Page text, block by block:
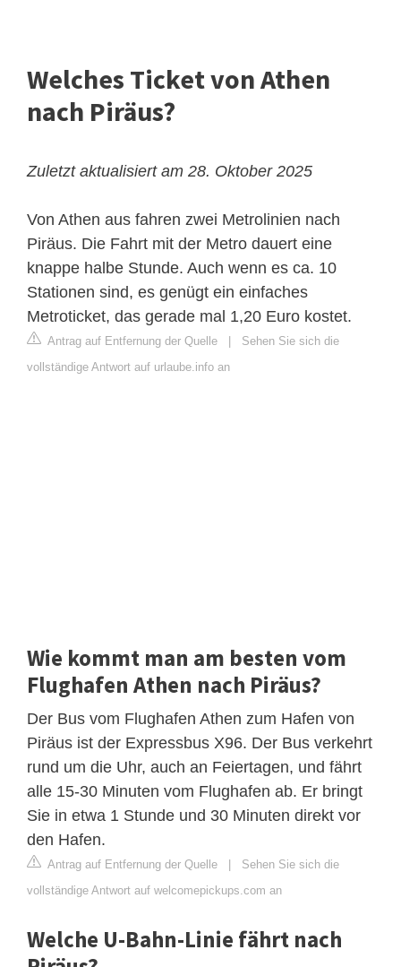
Welches Ticket von Athen
nach Piräus?
Zuletzt aktualisiert am 28. Oktober 2025
Von Athen aus fahren zwei Metrolinien nach
Piräus. Die Fahrt mit der Metro dauert eine
knappe halbe Stunde. Auch wenn es ca. 10
Stationen sind, es genügt ein einfaches
Metroticket, das gerade mal 1,20 Euro kostet.
Antrag auf Entfernung der Quelle
Sehen Sie sich die
vollständige Antwort auf urlaube.info an
Wie kommt man am besten vom
Flughafen Athen nach Piräus?
Der Bus vom Flughafen Athen zum Hafen von
Piräus ist der Expressbus X96. Der Bus verkehrt
rund um die Uhr, auch an Feiertagen, und fährt
alle 15-30 Minuten vom Flughafen ab. Er bringt
Sie in etwa 1 Stunde und 30 Minuten direkt vor
den Hafen.
Antrag auf Entfernung der Quelle
Sehen Sie sich die
vollständige Antwort auf welcomepickups.com an
Welche U-Bahn-Linie fährt nach